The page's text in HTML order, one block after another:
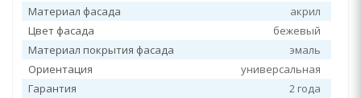
Материал фасада
акрил
Цвет фасада
бежевый
Материал покрытия фасада
эмаль
Ориентация
универсальная
Гарантия
2 года